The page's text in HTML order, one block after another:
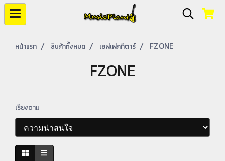
หน้าแรก สินค้าทั้งหมด เอฟเฟคกีตาร์ FZONE
FZONE
เรียงตาม